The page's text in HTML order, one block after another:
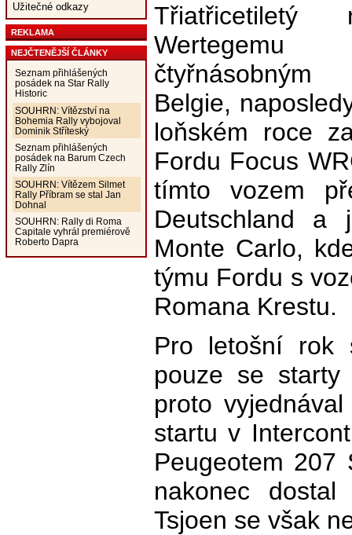
Užitečné odkazy
REKLAMA
NEJČTENĚJŠÍ ČLÁNKY
Seznam přihlášených
posádek na Star Rally
Historic
SOUHRN: Vítězství na
Bohemia Rally vybojoval
Dominik Stříteský
Seznam přihlášených
posádek na Barum Czech
Rally Zlín
SOUHRN: Vítězem Silmet
Rally Příbram se stal Jan
Dohnal
SOUHRN: Rally di Roma
Capitale vyhrál premiérově
Roberto Dapra
Belgie,
loňském roce
Fordu Focus
tímto vozem
Deutschland a
Monte Carlo,
týmu Fordu s
Romana Krestu.
Pro letošní rok
pouze se starty
proto
startu v
Peugeotem 207
nakonec
Tsjoen se však